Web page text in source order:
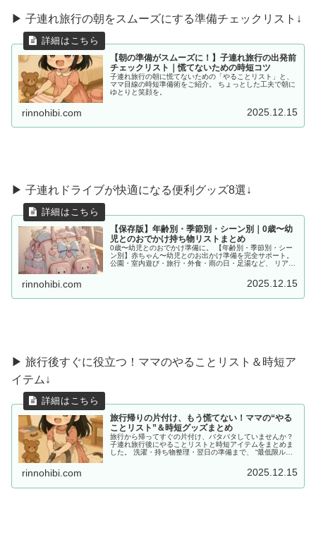
▶ 子連れ旅行の朝をスムーズにする準備チェックリスト↓
【朝の準備がスムーズに！】子連れ旅行の出発前
チェックリスト｜慌てないための時短コツ
子連れ旅行の朝に慌てないための「やることリスト」と、
ママ目線の時短準備術をご紹介。 ちょっとした工夫で朝に
ゆとりと笑顔を。
rinnohibi.com 2025.12.15
▶︎ 子連れドライブが快適になる便利グッズ8選↓
【保存版】年齢別・季節別・シーン別｜0歳〜幼
児とのおでかけ持ち物リストまとめ
0歳〜幼児とのおでかけ準備に。 【年齢別・季節別・シー
ン別】赤ちゃん〜幼児とのお出かけ準備を完全サポート。
公園・室内遊び・旅行・外食・雨の日・足湯など、 リアル
rinnohibi.com 2025.12.15
▶ 旅行後すぐに役立つ！ママのやることリスト＆時短ア
イテム↓
旅行帰りの片付け、もう慌てない！ママの“やる
ことリスト”＆時短グッズまとめ
旅行から帰ってすぐの片付け、バタバタしていませんか？
子連れ旅行後にやることリストと時短アイテムをまとめま
した。 洗濯・持ち物整理・翌日の準備まで、 “最低限ルー
rinnohibi.com 2025.12.15